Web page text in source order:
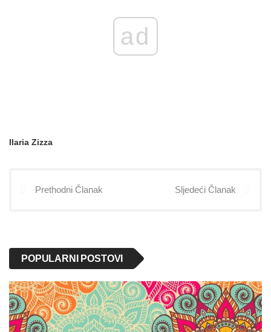
ad
Ilaria Zizza
Prethodni Članak Sljedeći Članak
POPULARNI POSTOVI